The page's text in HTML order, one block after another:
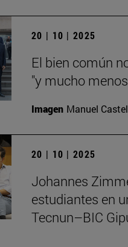
20 | 10 | 2025
El bien común
"y mucho
Imagen Manuel
20 | 10 | 2025
Johannes
estudiantes en
Tecnun–BIC